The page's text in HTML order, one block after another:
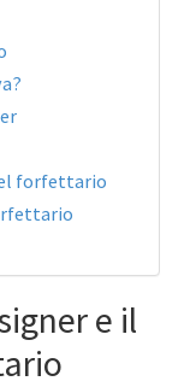
forfettario
e il